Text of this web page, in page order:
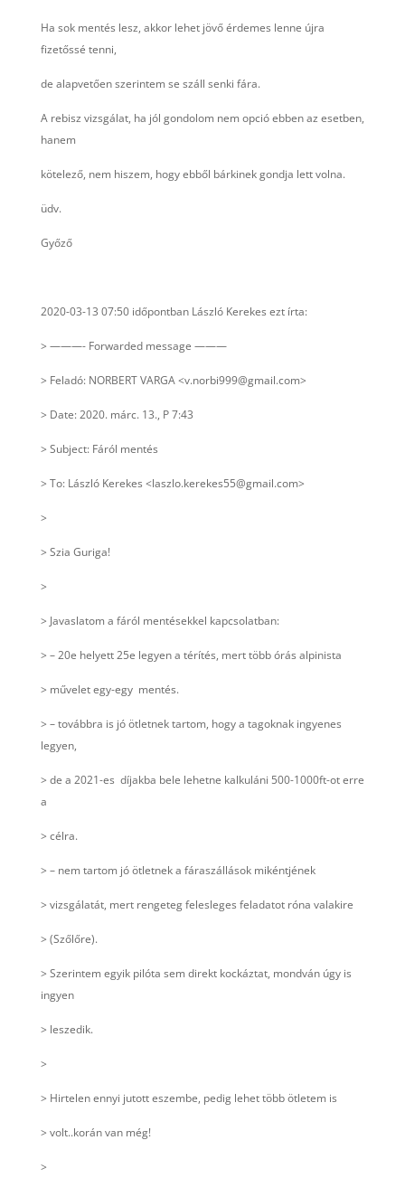
Ha sok mentés lesz, akkor lehet jövő érdemes lenne újra
fizetőssé tenni,
de alapvetően szerintem se száll senki fára.
A rebisz vizsgálat, ha jól gondolom nem opció ebben az esetben,
hanem
kötelező, nem hiszem, hogy ebből bárkinek gondja lett volna.
üdv.
Győző
2020-03-13 07:50 időpontban László Kerekes ezt írta:
> ———- Forwarded message ———
> Feladó: NORBERT VARGA <v.norbi999@gmail.com>
> Date: 2020. márc. 13., P 7:43
> Subject: Fáról mentés
> To: László Kerekes <laszlo.kerekes55@gmail.com>
>
> Szia Guriga!
>
> Javaslatom a fáról mentésekkel kapcsolatban:
> – 20e helyett 25e legyen a térítés, mert több órás alpinista
> művelet egy-egy mentés.
> – továbbra is jó ötletnek tartom, hogy a tagoknak ingyenes
legyen,
> de a 2021-es díjakba bele lehetne kalkuláni 500-1000ft-ot erre
a
> célra.
> – nem tartom jó ötletnek a fáraszállások mikéntjének
> vizsgálatát, mert rengeteg felesleges feladatot róna valakire
> (Szőlőre).
> Szerintem egyik pilóta sem direkt kockáztat, mondván úgy is
ingyen
> leszedik.
>
> Hirtelen ennyi jutott eszembe, pedig lehet több ötletem is
> volt..korán van még!
>